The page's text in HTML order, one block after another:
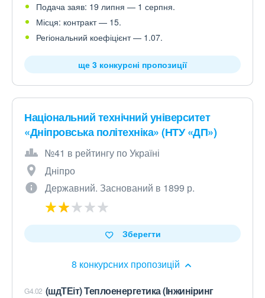
Подача заяв: 19 липня — 1 серпня.
Місця: контракт — 15.
Регіональний коефіцієнт — 1.07.
ще 3 конкурсні пропозиції
Національний технічний університет
«Дніпровська політехніка» (НТУ «ДП»)
№41 в рейтингу по Україні
Дніпро
Державний. Заснований в 1899 р.
8 конкурсних пропозицій
Зберегти
G4.02 (шдТЕіт) Теплоенергетика (Інжиніринг